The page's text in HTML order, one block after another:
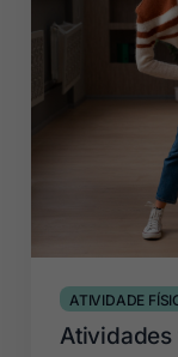
ATIVIDADE